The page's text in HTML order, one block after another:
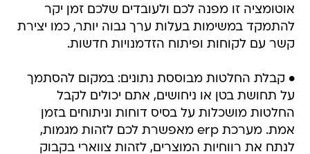
אוטומציה זו מפנה לכם ולעובדים שלכם זמן יקר
להתמקד במשימות בעלות ערך גבוה יותר, כמו יצירת
קשר עם לקוחות ופיתוח הזדמנויות חדשות.
• קבלת החלטות מבוססת נתונים: במקום להסתמך
על תחושת בטן או ניחושים, אתם יכולים לקבל
החלטות מושכלות על בסיס דוחות וניתוחים בזמן
אמת. מערכת erp מאפשרת לכם לזהות מגמות,
לנתח את רווחיות המוצרים, לזהות צווארי בקבוק